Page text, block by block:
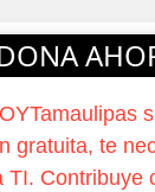
gratuita, te
TI. Contribuye